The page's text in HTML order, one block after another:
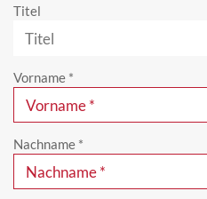
Titel
Vorname *
Nachname *